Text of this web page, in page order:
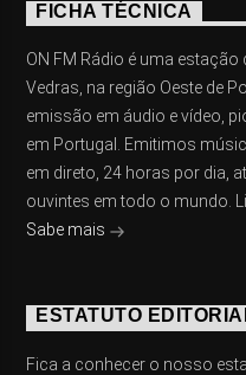
FICHA TÉCNICA
ON FM Rádio é uma
Vedras, na região Oeste de
emissão em áudio e vídeo,
em Portugal. Emitimos
em direto, 24 horas por dia,
ouvintes em todo o mundo.
Sabe mais
ESTATUTO
Fica a conhecer o nosso